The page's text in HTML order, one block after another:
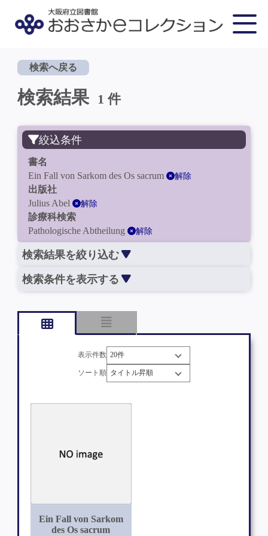
検索へ戻る
検索結果 1 件
絞込条件
書名
Ein Fall von Sarkom des Os sacrum
解除
出版社
Julius Abel
解除
診療科検索
Pathologische Abtheilung
解除
検索結果を絞り込む
検索条件を表示する
表示件数
ソート順
Ein Fall von Sarkom
des Os sacrum